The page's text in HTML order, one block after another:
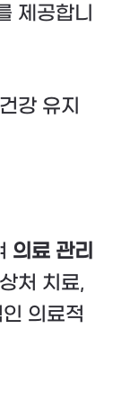
제공합니
강 유지
의료 관리
처 치료,
의료적